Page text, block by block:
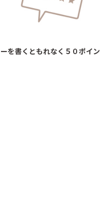
を書くともれなく５０ポイン